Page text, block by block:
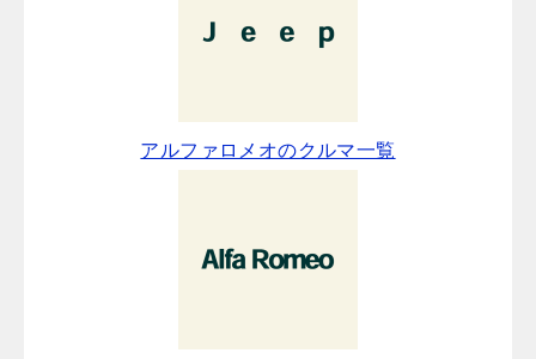
アルファロメオのクルマ一覧